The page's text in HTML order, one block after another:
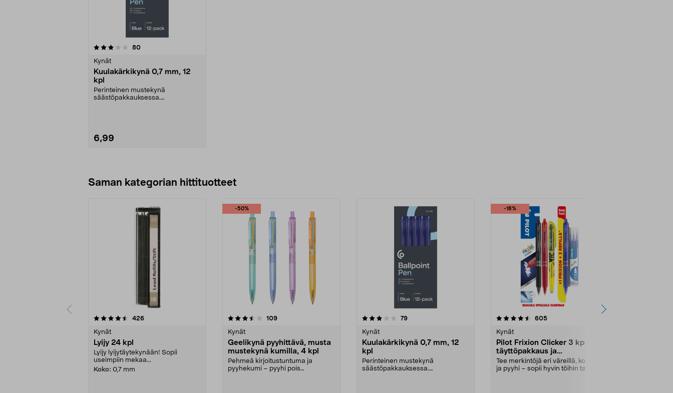
80arvostelut
Kynät
Kuulakärkikynä 0,7 mm, 12
kpl
Perinteinen mustekynä
säästöpakkauksessa.
6,99
Saman kategorian hittituotteet
426arvostelut
Kynät
Lyijy 24 kpl
Lyijy lyijytäytekynään! Sopii
useimpiin mekaa...
Koko: 0,7 mm
-50%
3.5 viidestä
109arvostelut
Kynät
Geelikynä pyyhittävä, musta
mustekynä kumilla, 4 kpl
Pehmeä kirjoitustuntuma ja
pyyhekumi – pyyhi pois
3.0 viidestä
79arvostelut
Kynät
Kuulakärkikynä 0,7 mm, 12
kpl
Perinteinen mustekynä
säästöpakkauksessa.
-18%
4.5 viidestä
605arvostelut
Kynät
Pilot Frixion Clicker 3 kpl,
täyttöpakkaus ja
korostuskynä
Tee merkintöjä eri väreillä, korosta
ja pyyhi – sopii hyvin töihin tai
5.0 viidestä